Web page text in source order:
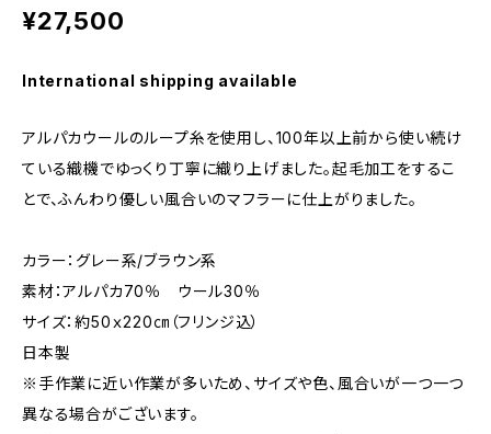
¥27,500
International shipping available
アルパカウールのループ糸を使用し、100年以上前から使い続け
ている織機でゆっくり丁寧に織り上げました。起毛加工をするこ
とで、ふんわり優しい風合いのマフラーに仕上がりました。
カラー：グレー系/ブラウン系
素材：アルパカ70％ ウール30％
サイズ：約50ｘ220㎝（フリンジ込）
日本製
※手作業に近い作業が多いため、サイズや色、風合いが一つ一つ
異なる場合がございます。